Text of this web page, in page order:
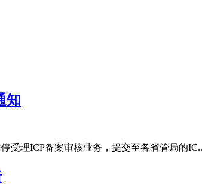
知
受理ICP备案审核业务，提交至各省管局的